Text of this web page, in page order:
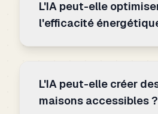
L'IA peut-elle
l'efficacité
L'IA peut-elle créer
maisons accessibles ?